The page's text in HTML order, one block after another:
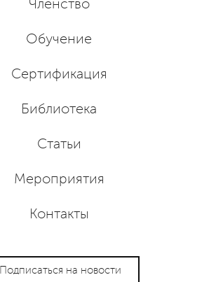
Членство
Обучение
Сертификация
Библиотека
Статьи
Мероприятия
Контакты
Подписаться на новости